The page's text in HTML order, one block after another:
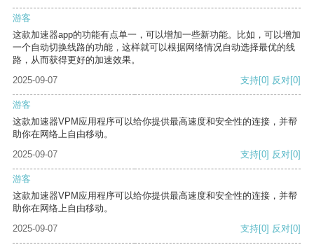
游客
这款加速器app的功能有点单一，可以增加一些新功能。比如，可以增加
一个自动切换线路的功能，这样就可以根据网络情况自动选择最优的线
路，从而获得更好的加速效果。
2025-09-07
支持[0] 反对[0]
游客
这款加速器VPM应用程序可以给你提供最高速度和安全性的连接，并帮
助你在网络上自由移动。
2025-09-07
支持[0] 反对[0]
游客
这款加速器VPM应用程序可以给你提供最高速度和安全性的连接，并帮
助你在网络上自由移动。
2025-09-07
支持[0] 反对[0]